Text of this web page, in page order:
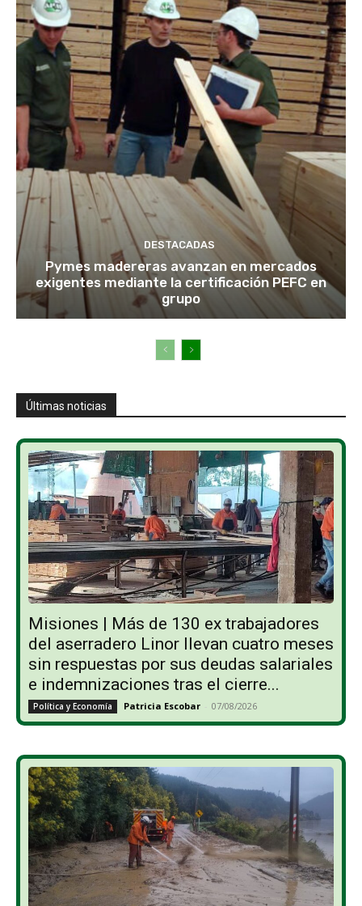
DESTACADAS
Pymes madereras avanzan en mercados
exigentes mediante la certificación PEFC en
grupo
Últimas noticias
Misiones | Más de 130 ex trabajadores
del aserradero Linor llevan cuatro meses
sin respuestas por sus deudas salariales
e indemnizaciones tras el cierre...
Política y Economía Patricia Escobar - 07/08/2026